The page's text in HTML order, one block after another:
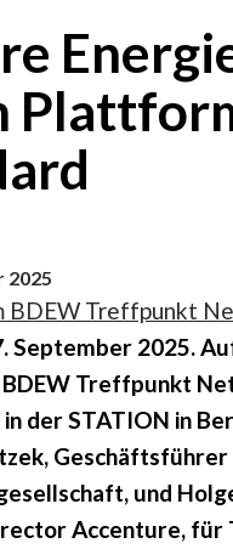
2025
BDEW Treffpunkt
September 2025.
Treffpunkt
der STATION in
Geschäftsführer
und
Accenture, für